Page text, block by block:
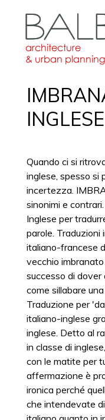
INGLESE
Quando ci si
inglese, spesso si
incertezza.
sinonimi e
Inglese per
parole.
italiano-francese
vecchio
successo di dover
come sillabare
Traduzione per
italiano-inglese
inglese. Detto al
in classe di
con le matite per
affermazione è
ironica perché
che intendevate